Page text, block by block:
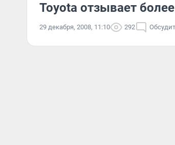
Toyota отзывает
29 декабря, 2008, 11:10 292